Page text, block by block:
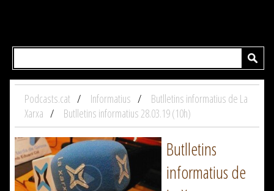
Podcasts.cat Informatius
Butlletins informatius de La
Xarxa
Butlletins informatius 28.03.19 (10h)
Butlletins
informatius de